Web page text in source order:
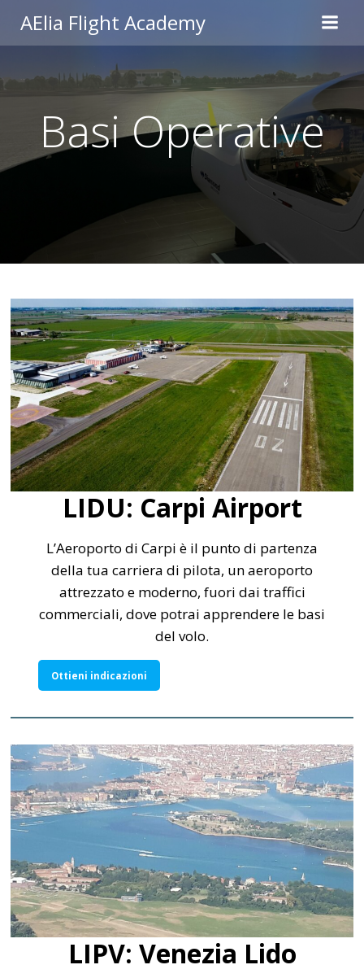
al
contenuto
AElia Flight Academy
Basi Operative
LIDU: Carpi Airport
L’Aeroporto di Carpi è il punto di partenza
della tua carriera di pilota, un aeroporto
attrezzato e moderno, fuori dai traffici
commerciali, dove potrai apprendere le basi
del volo.
Ottieni indicazioni
LIPV: Venezia Lido